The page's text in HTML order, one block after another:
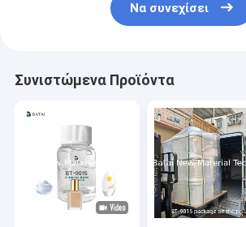
Να συνεχίσει
Συνιστώμενα Προϊόντα